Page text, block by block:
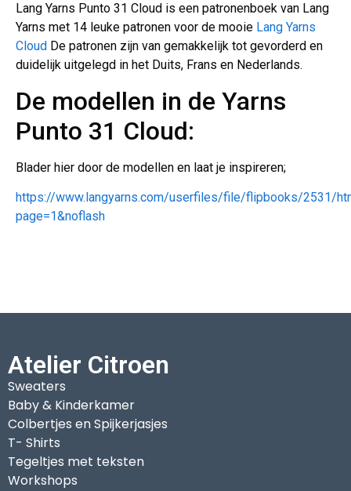
Lang Yarns Punto 31 Cloud is een patronenboek van Lang
Yarns met 14 leuke patronen voor de mooie Lang Yarns
Cloud De patronen zijn van gemakkelijk tot gevorderd en
duidelijk uitgelegd in het Duits, Frans en Nederlands.
De modellen in de Yarns
Punto 31 Cloud:
Blader hier door de modellen en laat je inspireren;
https://www.langyarns.com/userfiles/file/flipbooks/2531/
page=1&noflash
Atelier Citroen
Sweaters
Baby & Kinderkamer
Colbertjes en Spijkerjasjes
T- Shirts
Tegeltjes met teksten
Workshops